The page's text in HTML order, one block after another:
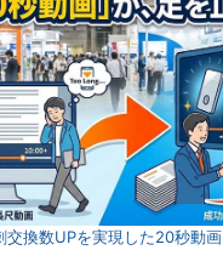
交換数UPを実現した20秒動画